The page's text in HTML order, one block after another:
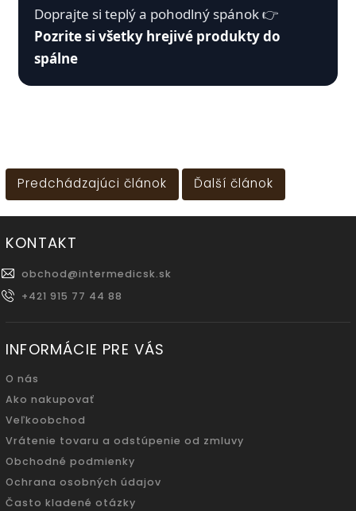
Doprajte si teplý a pohodlný spánok 👉
Pozrite si všetky hrejivé produkty do
spálne
Predchádzajúci článok Ďalší článok
KONTAKT
obchod@intermedicsk.sk
+421 915 77 44 88
INFORMÁCIE PRE VÁS
O nás
Ako nakupovať
Veľkoobchod
Vrátenie tovaru a odstúpenie od zmluvy
Obchodné podmienky
Ochrana osobných údajov
Často kladené otázky